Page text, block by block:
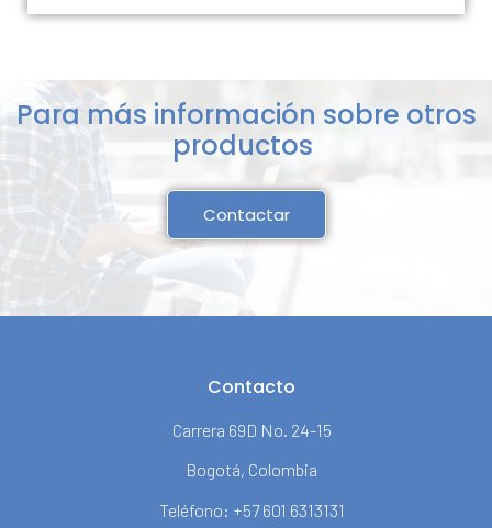
Para más información sobre otros
productos
Contactar
Contacto
Carrera 69D No. 24-15
Bogotá, Colombia
Teléfono: +57 601 6313131